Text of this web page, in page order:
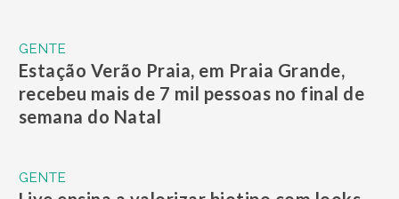
GENTE
Estação Verão Praia, em Praia Grande,
recebeu mais de 7 mil pessoas no final de
semana do Natal
GENTE